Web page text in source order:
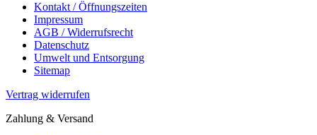
Kontakt / Öffnungszeiten
Impressum
AGB / Widerrufsrecht
Datenschutz
Umwelt und Entsorgung
Sitemap
Vertrag widerrufen
Zahlung & Versand